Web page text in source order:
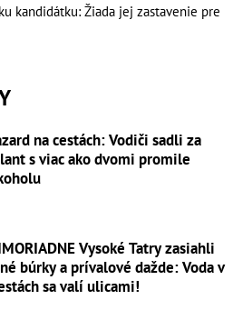
kandidátku: Žiada jej zastavenie pre
na cestách: Vodiči sadli za
s viac ako dvomi promile
Vysoké Tatry zasiahli
búrky a prívalové dažde: Voda v
sa valí ulicami!